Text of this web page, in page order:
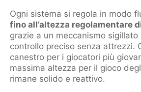
Ogni sistema si regola in modo
fino all’altezza regolamentare
grazie a un meccanismo
controllo preciso senza attrezzi.
canestro per i giocatori più
massima altezza per il gioco
rimane solido e reattivo.